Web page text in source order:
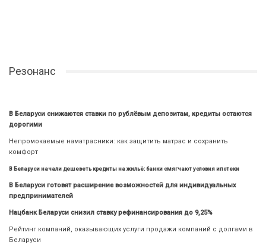
Резонанс
В Беларуси снижаются ставки по рублёвым депозитам, кредиты остаются
дорогими
Непромокаемые наматрасники: как защитить матрас и сохранить
комфорт
В Беларуси начали дешеветь кредиты на жильё: банки смягчают условия ипотеки
В Беларуси готовят расширение возможностей для индивидуальных
предпринимателей
Нацбанк Беларуси снизил ставку рефинансирования до 9,25%
Рейтинг компаний, оказывающих услуги продажи компаний с долгами в
Беларуси